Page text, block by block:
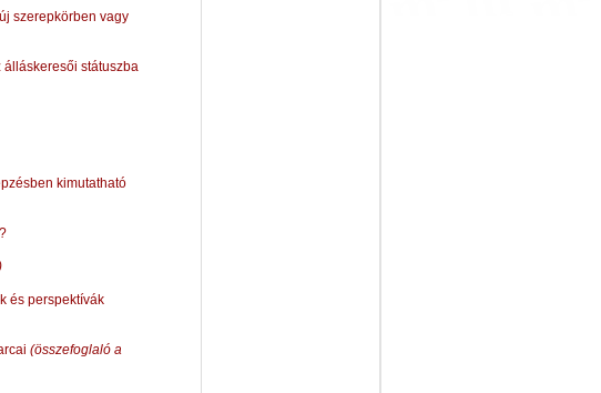
szerepkörben vagy
álláskeresői státuszba
kimutatható
és perspektívák
(összefoglaló a